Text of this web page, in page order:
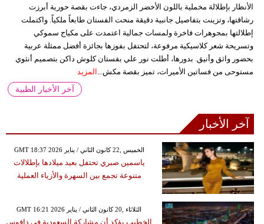
الأنظار بإطلالة مخملية باللون الأخضر الزمردي، جاءت بقصة حورية أبرزت
رشاقتها، وتزينت بتفاصيل جانبية دقيقة منحت الفستان طابعاً ملكياً. واكتملت
إطلالتها بمجوهرات فاخرة ولمسات جمالية اعتمدت على مكياج سموكي
وتسريحة شعر كلاسيكية مرفوعة، لتحتفل بفوزها بجائزة أفضل ممثلة عربية
بحضور واثق وأنيق. بدورها، أطلت نور علي بفستان كلوش داكن بتصميم أنثوي
مستوحى من فساتين الأميرات، تميز بقصة مكش... المزيد
آخر الأخبار الطبية
آخر الأخبار
GMT 18:37 2026 الخميس ,22 كانون الثاني / يناير
ياسمين صبري تحتفل بعيد ميلادها بإطلالات
متنوعة تجمع بين السهرة والأزياء العملية
GMT 16:21 2026 الثلاثاء ,20 كانون الثاني / يناير
الخطيب يؤكد أن مشاركة السعودية في دافوس